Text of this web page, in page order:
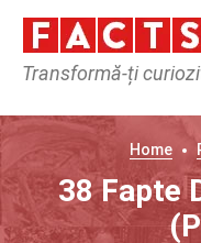
Transformă-ți
Home
38 Fapte